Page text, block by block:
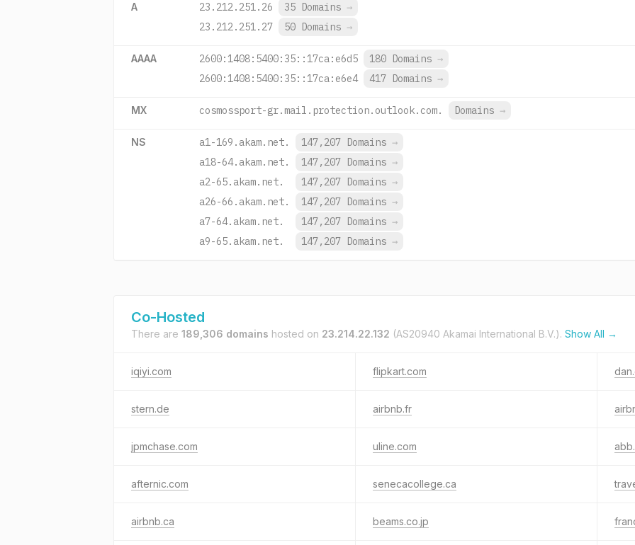
A 23.212.251.26 35 Domains →
23.212.251.27
50 Domains →
AAAA 2600:1408:5400:35::17ca:e6d5 180 Domains →
2600:1408:5400:35::17ca:e6e4
417 Domains →
MX cosmossport-gr.mail.protection.outlook.com. Domains →
NS a1-169.akam.net. 147,207 Domains →
a18-64.akam.net.
147,207 Domains →
a2-65.akam.net.
147,207 Domains →
a26-66.akam.net.
147,207 Domains →
a7-64.akam.net.
147,207 Domains →
a9-65.akam.net.
147,207 Domains →
Co-Hosted
There are 189,306 domains hosted on 23.214.22.132 (AS20940 Akamai International B.V.). Show All →
iqiyi.com flipkart.com
stern.de airbnb.fr
jpmchase.com uline.com
afternic.com senecacollege.ca
airbnb.ca beams.co.jp